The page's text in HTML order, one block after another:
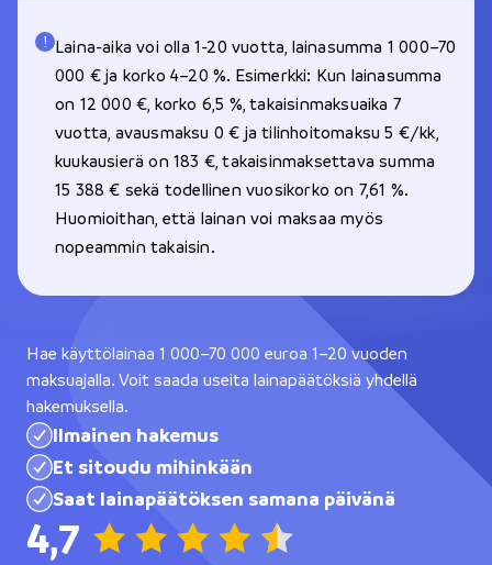
Laina-aika voi olla 1-20 vuotta, lainasumma 1 000–70
000 € ja korko 4–20 %. Esimerkki: Kun lainasumma
on 12 000 €, korko 6,5 %, takaisinmaksuaika 7
vuotta, avausmaksu 0 € ja tilinhoitomaksu 5 €/kk,
kuukausierä on 183 €, takaisinmaksettava summa
15 388 € sekä todellinen vuosikorko on 7,61 %.
Huomioithan, että lainan voi maksaa myös
nopeammin takaisin.
Hae käyttölainaa 1 000–70 000 euroa 1–20 vuoden
maksuajalla. Voit saada useita lainapäätöksiä yhdellä
hakemuksella.
Ilmainen hakemus
Et sitoudu mihinkään
Saat lainapäätöksen samana päivänä
4,7